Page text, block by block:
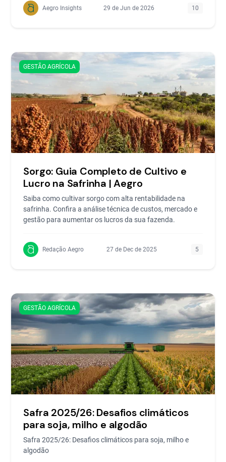
Aegro Insights 29 de Jun de 2026 10
GESTÃO AGRÍCOLA
Sorgo: Guia Completo de Cultivo e
Lucro na Safrinha | Aegro
Saiba como cultivar sorgo com alta rentabilidade na
safrinha. Confira a análise técnica de custos, mercado e
gestão para aumentar os lucros da sua fazenda.
Redação Aegro 27 de Dec de 2025 5
GESTÃO AGRÍCOLA
Safra 2025/26: Desafios climáticos
para soja, milho e algodão
Safra 2025/26: Desafios climáticos para soja, milho e
algodão